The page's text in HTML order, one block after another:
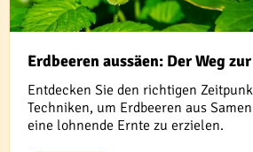
Erdbeeren aussäen: Der Weg
Entdecken Sie den richtigen
Techniken, um Erdbeeren aus
eine lohnende Ernte zu erzielen.